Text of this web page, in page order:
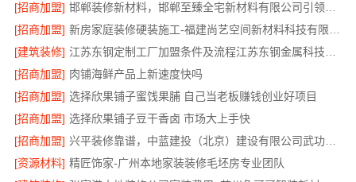
[招商加盟]
邯郸装修新材料，邯郸至臻全宅新材料有限公司引领行业
[招商加盟]
[建筑装修]
[招商加盟] 肉铺海鲜产品上新速度快吗
[招商加盟] 选择欣果铺子蜜饯果脯 自己当老板赚钱创业好项目
[招商加盟] 选择欣果铺子豆干香卤 市场大上手快
[招商加盟]
[资源材料] 精匠饰家-广州本地家装装修毛坯房专业团队